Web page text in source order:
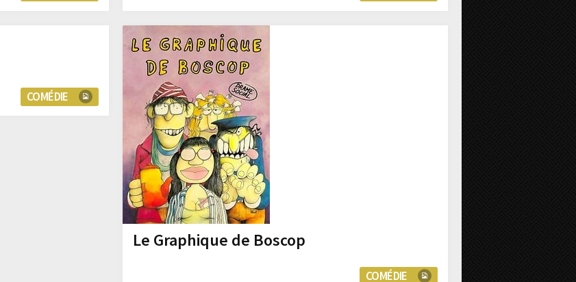
COMÉDIE
Le Graphique de Boscop
COMÉDIE